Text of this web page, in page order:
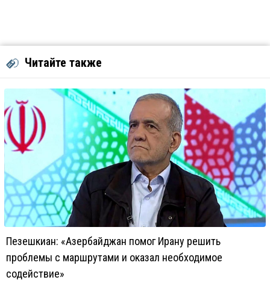
Читайте также
Пезешкиан: «Азербайджан помог Ирану решить
проблемы с маршрутами и оказал необходимое
содействие»